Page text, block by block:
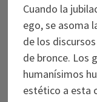
Cuando la
ego, se asoma
de los
de bronce. Los
humanísimos
estético a esta